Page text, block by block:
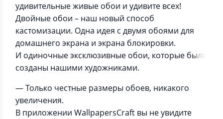
удивительные живые обои и удивите всех!
Двойные обои – наш новый способ
кастомизации. Одна идея с двумя обоями для
домашнего экрана и экрана блокировки.
И одиночные эксклюзивные обои, которые были
созданы нашими художниками.
— Только честные размеры обоев, никакого
увеличения.
В приложении WallpapersCraft вы не увидите